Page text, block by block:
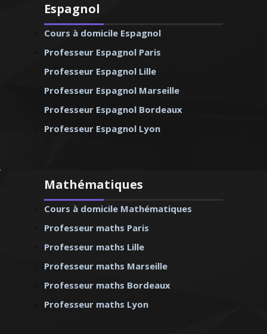
Espagnol
Cours à domicile Espagnol
Professeur Espagnol Paris
Professeur Espagnol Lille
Professeur Espagnol Marseille
Professeur Espagnol Bordeaux
Professeur Espagnol Lyon
Mathématiques
Cours à domicile Mathématiques
Professeur maths Paris
Professeur maths Lille
Professeur maths Marseille
Professeur maths Bordeaux
Professeur maths Lyon